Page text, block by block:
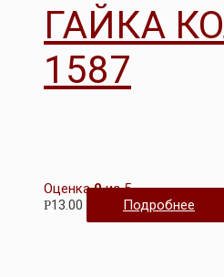
ГАЙКА
1587
Оценка0из 5
Р13.00 Подробнее